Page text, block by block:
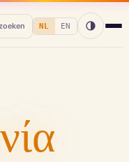
NL EN